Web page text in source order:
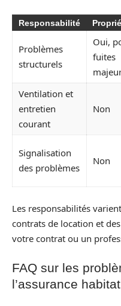
Responsabilité
Problèmes
structurels
Oui,
fuites
Ventilation et
entretien
courant
Non
Signalisation
des problèmes
Non
Les responsabilités
contrats de location et
votre contrat ou un
FAQ sur les
l’assurance